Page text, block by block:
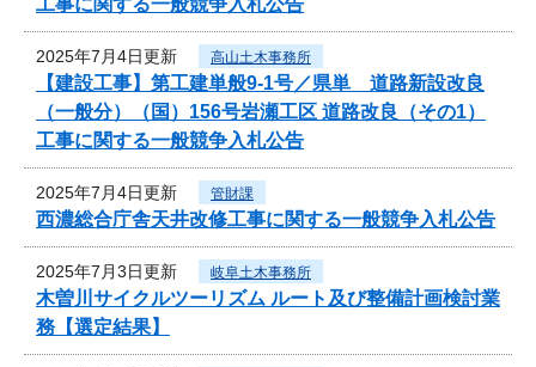
2025年7月4日更新 高山土木事務所
【建設工事】第工建単般9-1号／県単 道路新設改良
（一般分）（国）156号岩瀬工区 道路改良（その1）
工事に関する一般競争入札公告
2025年7月4日更新 管財課
西濃総合庁舎天井改修工事に関する一般競争入札公告
2025年7月3日更新 岐阜土木事務所
木曽川サイクルツーリズム ルート及び整備計画検討業
務【選定結果】